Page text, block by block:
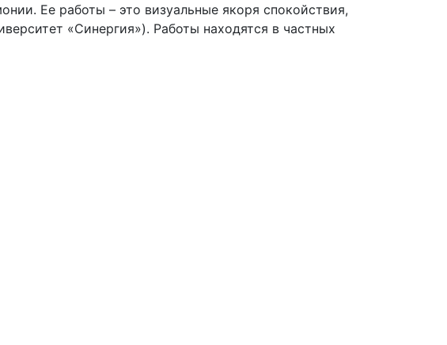
Ее работы – это визуальные якоря спокойствия,
«Синергия»). Работы находятся в частных